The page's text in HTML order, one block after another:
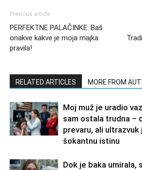
Previous article
PERFEKTNE PALAČINKE: Baš
onakve kakve je moja majka
pravila!
RELATED ARTICLES MORE FROM
Moj muž je uradio
sam ostala trudna –
prevaru, ali
šokantnu istinu
Dok je baka umirala,